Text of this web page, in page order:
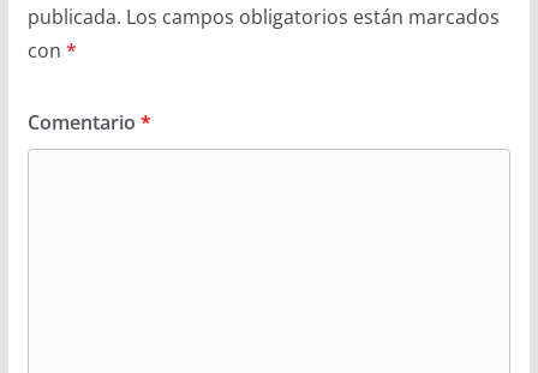
publicada. Los campos obligatorios están marcados
con *
Comentario *